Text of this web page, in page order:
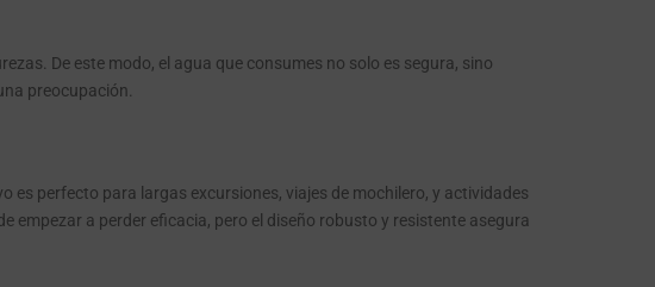
De este modo, el agua que consumes no solo es segura, sino
preocupación.
perfecto para largas excursiones, viajes de mochilero, y actividades
empezar a perder eficacia, pero el diseño robusto y resistente asegura